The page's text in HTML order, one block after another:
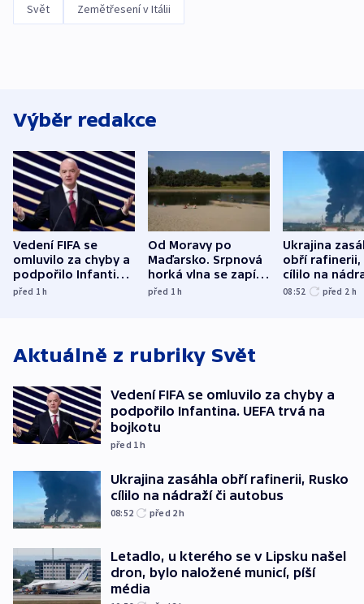
Svět Zemětřesení v Itálii
Výběr redakce
Vedení FIFA se
omluvilo za chyby a
podpořilo Infantina.
UEFA trvá na
před 1h
Od Moravy po
Maďarsko. Srpnová
horká vlna se zapíše
do dějin
před 1h
Ukrajina
obří rafinerii,
cílilo na
autobus
08:52 před 2 h
Aktuálně z rubriky Svět
Vedení FIFA se omluvilo za chyby a
podpořilo Infantina. UEFA trvá na
bojkotu
před 1h
Ukrajina zasáhla obří rafinerii, Rusko
cílilo na nádraží či autobus
08:52 před 2h
Letadlo, u kterého se v Lipsku našel
dron, bylo naložené municí, píší
média